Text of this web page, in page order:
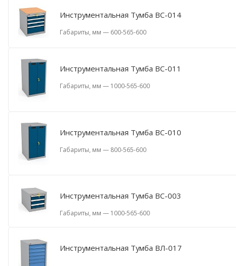
Инструментальная Тумба ВС-014
Габариты, мм — 600-565-600
Инструментальная Тумба ВС-011
Габариты, мм — 1000-565-600
Инструментальная Тумба ВС-010
Габариты, мм — 800-565-600
Инструментальная Тумба ВС-003
Габариты, мм — 1000-565-600
Инструментальная Тумба ВЛ-017